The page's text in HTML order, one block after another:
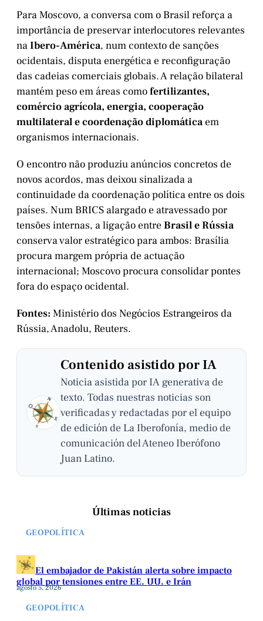
Para Moscovo, a conversa com o Brasil reforça a
importância de preservar interlocutores relevantes
naIbero-América, num contexto de sanções
ocidentais, disputa energética e reconfiguração
das cadeias comerciais globais. A relação bilateral
mantém peso em áreas comofertilizantes,
comércio agrícola, energia, cooperação
multilateral e coordenação diplomática em
organismos internacionais.
O encontro não produziu anúncios concretos de
novos acordos, mas deixou sinalizada a
continuidade da coordenação política entre os dois
países. Num BRICS alargado e atravessado por
tensões internas, a ligação entreBrasil e Rússia
conserva valor estratégico para ambos: Brasília
procura margem própria de actuação
internacional; Moscovo procura consolidar pontes
fora do espaço ocidental.
Fontes: Ministério dos Negócios Estrangeiros da
Rússia, Anadolu, Reuters.
Contenido asistido por IA
Noticia asistida por IA generativa de
texto. Todas nuestras noticias son
verificadas y redactadas por el equipo
de edición de La Iberofonía, medio de
comunicación del Ateneo Iberófono
Juan Latino.
Últimas noticias
GEOPOLÍTICA
El embajador de Pakistán alerta sobre impacto
global por tensiones entre EE. UU. e Irán
agosto 5, 2026
GEOPOLÍTICA